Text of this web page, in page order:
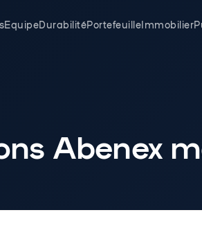
EquipeDurabilitéPortefeuilleImmobilier
Abenex